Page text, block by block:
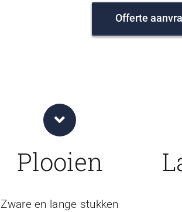
Offerte
Plooien
Zware en lange stukken